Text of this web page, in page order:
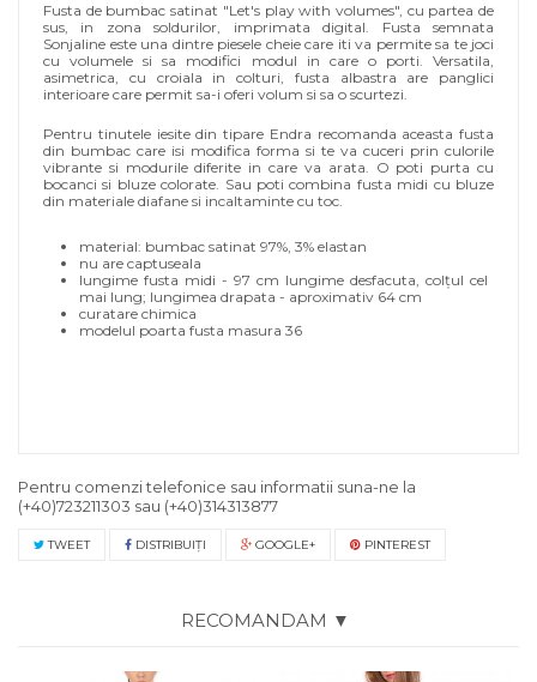
Fusta de bumbac satinat "Let's play with volumes", cu partea de
sus, in zona soldurilor, imprimata digital. Fusta semnata
Sonjaline este una dintre piesele cheie care iti va permite sa te joci
cu volumele si sa modifici modul in care o porti. Versatila,
asimetrica, cu croiala in colturi, fusta albastra are panglici
interioare care permit sa-i oferi volum si sa o scurtezi.
Pentru tinutele iesite din tipare Endra recomanda aceasta fusta
din bumbac care isi modifica forma si te va cuceri prin culorile
vibrante si modurile diferite in care va arata. O poti purta cu
bocanci si bluze colorate. Sau poti combina fusta midi cu bluze
din materiale diafane si incaltaminte cu toc.
material: bumbac satinat 97%, 3% elastan
nu are captuseala
lungime fusta midi - 97 cm lungime desfacuta, colțul cel
mai lung; lungimea drapata - aproximativ 64 cm
curatare chimica
modelul poarta fusta masura 36
Pentru comenzi telefonice sau informatii suna-ne la
(+40)723211303 sau (+40)314313877
TWEET DISTRIBUIŢI GOOGLE+ PINTEREST
RECOMANDAM ▼